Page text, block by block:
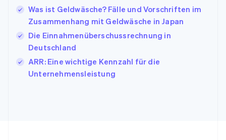
Was ist Geldwäsche? Fälle und Vorschriften im
Zusammenhang mit Geldwäsche in Japan
Die Einnahmenüberschussrechnung in
Deutschland
ARR: Eine wichtige Kennzahl für die
Unternehmensleistung
ItalianoEnglish
Japan
Kanada
EnglishFrançais
Kroatien
English Italiano